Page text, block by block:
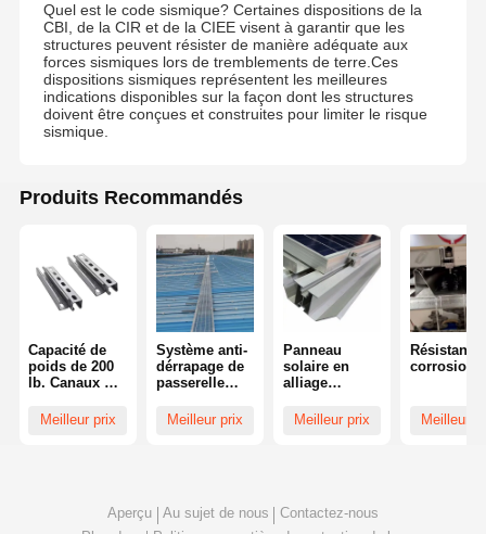
Quel est le code sismique? Certaines dispositions de la
CBI, de la CIR et de la CIEE visent à garantir que les
structures peuvent résister de manière adéquate aux
forces sismiques lors de tremblements de terre.Ces
dispositions sismiques représentent les meilleures
indications disponibles sur la façon dont les structures
doivent être conçues et construites pour limiter le risque
sismique.
Produits Recommandés
Capacité de
poids de 200
lb. Canaux de
solide avec 14
trous et taille
Meilleur prix
Système anti-
dérrapage de
passerelle
en aluminium
photovoltaïqu
Meilleur prix
Panneau
solaire en
alliage
ODM Système
ferroviaire de
Meilleur prix
Résistant
corrosion
Meilleur
Aperçu Au sujet de nous
Contactez-nous